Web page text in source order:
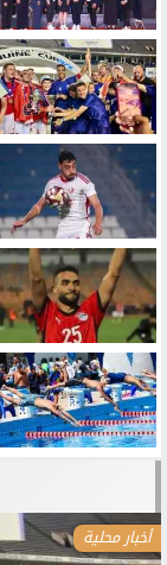
أخبار محلية